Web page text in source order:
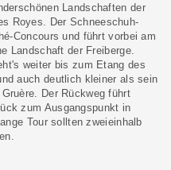
Landschaften der
Royes. Der Schneeschuh-
Concours und führt vorbei am
Landschaft der Freiberge.
weiter bis zum Etang des
auch deutlich kleiner als sein
Der Rückweg führt
zum Ausgangspunkt in
Tour sollten zweieinhalb